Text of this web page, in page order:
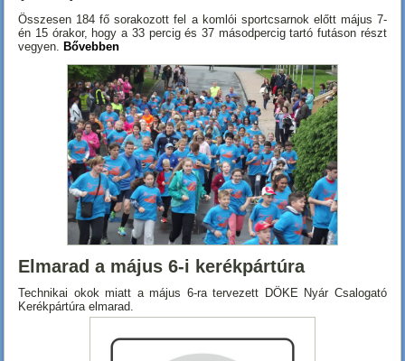
Összesen 184 fő sorakozott fel a komlói sportcsarnok előtt május 7-
én 15 órakor, hogy a 33 percig és 37 másodpercig tartó futáson részt
vegyen.
Bővebben
Elmarad a május 6-i kerékpártúra
Technikai okok miatt a május 6-ra tervezett DÖKE Nyár Csalogató
Kerékpártúra elmarad.